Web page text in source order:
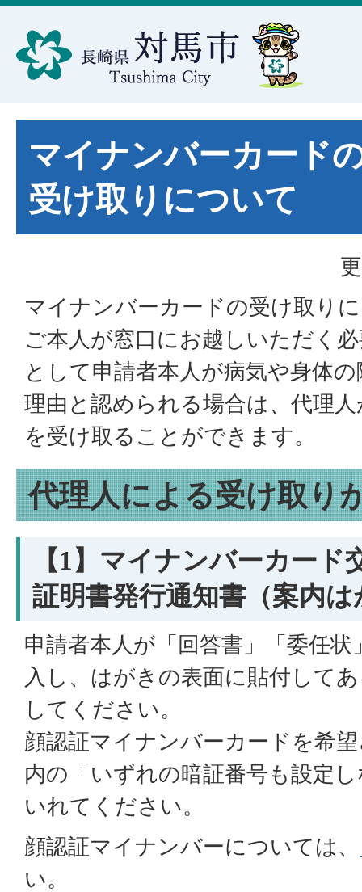
マイナンバーカード
受け取りについて
マイナンバーカードの受け取り
ご本人が窓口にお越しいただく
として申請者本人が病気や身体
理由と認められる場合は、代理
を受け取ることができます。
代理人による受け取り
【1】マイナンバーカード
証明書発行通知書（案内は
申請者本人が「回答書」「委任
入し、はがきの表面に貼付して
してください。
顔認証マイナンバーカードを希
内の「いずれの暗証番号も設定
いれてください。
顔認証マイナンバーについては、
い。